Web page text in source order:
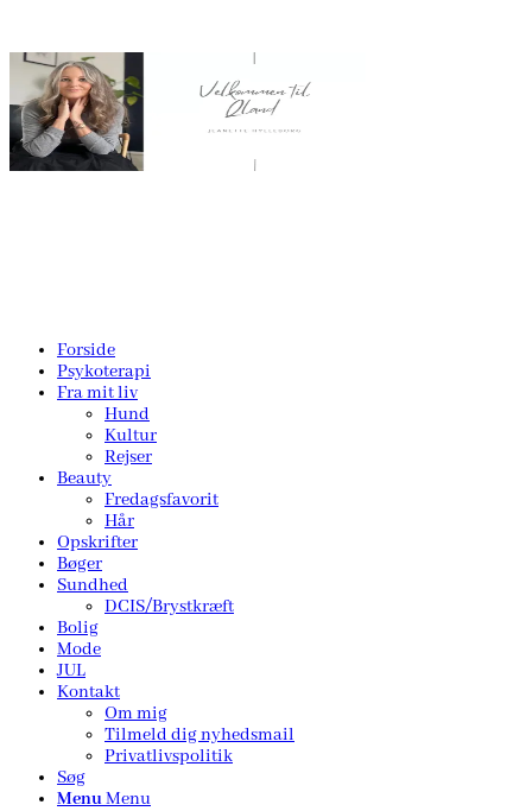
Forside
Psykoterapi
Fra mit liv
Hund
Kultur
Rejser
Beauty
Fredagsfavorit
Hår
Opskrifter
Bøger
Sundhed
DCIS/Brystkræft
Bolig
Mode
JUL
Kontakt
Om mig
Tilmeld dig nyhedsmail
Privatlivspolitik
Søg
MenuMenu